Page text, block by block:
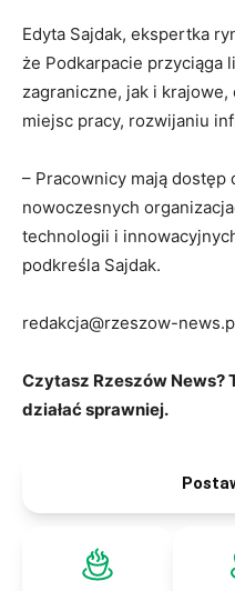
Edyta Sajdak, ekspertka
że Podkarpacie przyciąga
zagraniczne, jak i
miejsc pracy, rozwijaniu
– Pracownicy mają dostęp
nowoczesnych
technologii i
podkreśla Sajdak.
redakcja@rzeszow-
Czytasz Rzeszów News?
działać sprawniej.